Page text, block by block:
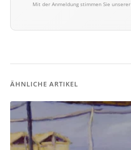
Mit der Anmeldung stimmen Sie unserer
ÄHNLICHE ARTIKEL